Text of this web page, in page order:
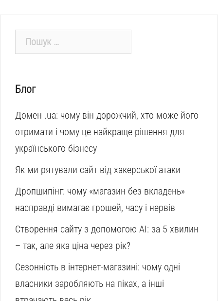
Пошук:
Блог
Домен .ua: чому він дорожчий, хто може його
отримати і чому це найкраще рішення для
українського бізнесу
Як ми рятували сайт від хакерської атаки
Дропшипінг: чому «магазин без вкладень»
насправді вимагає грошей, часу і нервів
Створення сайту з допомогою AI: за 5 хвилин
– так, але яка ціна через рік?
Сезонність в інтернет-магазині: чому одні
власники заробляють на піках, а інші